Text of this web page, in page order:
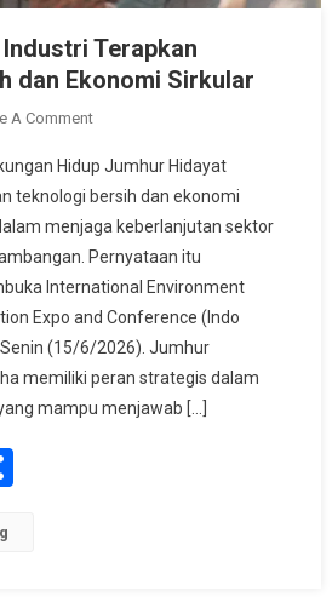
Terapkan
dan Ekonomi Sirkular
A CommentOn
Dorong
Industri
Terapkan
Teknologi
Bersih
Dan
Ekonomi
Hidup Jumhur Hidayat
teknologi bersih dan ekonomi
menjaga keberlanjutan sektor
Pernyataan itu
International Environment
Expo and Conference (Indo
(15/6/2026). Jumhur
memiliki peran strategis dalam
mampu menjawab […]
Share